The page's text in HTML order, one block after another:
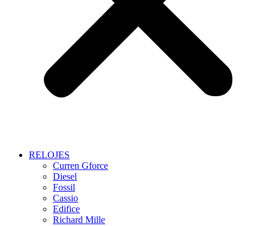
RELOJES
Curren Gforce
Diesel
Fossil
Cassio
Edifice
Richard Mille